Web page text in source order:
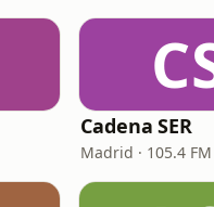
Cadena SER
Madrid · 105.4 FM